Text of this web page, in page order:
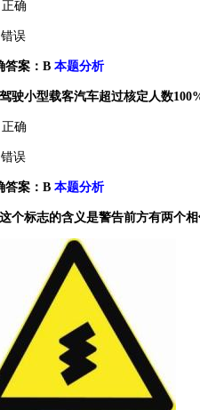
确
误
答案：B 本题分析
驶小型载客汽车超过核定人数
确
误
答案：B 本题分析
个标志的含义是警告前方有两个相